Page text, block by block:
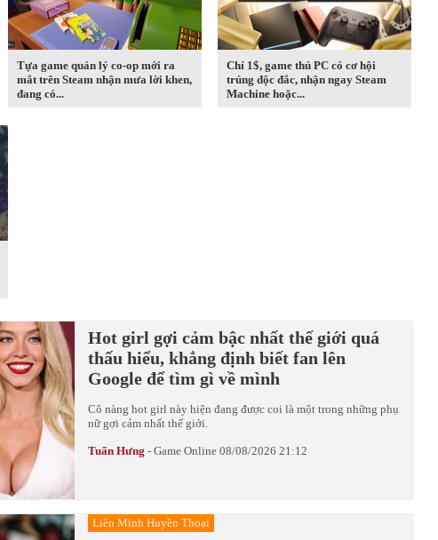
Tựa game quản lý co-op mới ra
mắt trên Steam nhận mưa lời khen,
đang có...
Chỉ 1$, game thủ PC có cơ hội
trúng độc đắc, nhận ngay Steam
Machine hoặc...
Hot girl gợi cảm bậc nhất thế giới quá
thấu hiểu, khẳng định biết fan lên
Google để tìm gì về mình
Cô nàng hot girl này hiện đang được coi là một trong những phụ
nữ gợi cảm nhất thế giới.
Tuấn Hưng - Game Online 08/08/2026 21:12
Liên Minh Huyền Thoại